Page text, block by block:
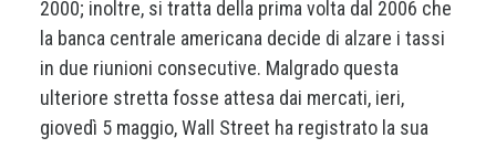
2000; inoltre, si tratta della prima volta dal 2006 che
la banca centrale americana decide di alzare i tassi
in due riunioni consecutive. Malgrado questa
ulteriore stretta fosse attesa dai mercati, ieri,
giovedì 5 maggio, Wall Street ha registrato la sua